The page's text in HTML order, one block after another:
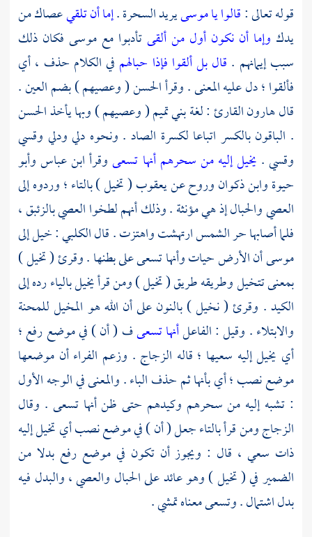
قوله تعالى :قالوا يا موسىيريد السحرة .إما أن تلقيعصاك من
يدك وإما أن نكون أول من ألقىتأدبوا مع موسى فكان ذلك
سبب إيمانهم . قال بل ألقوا فإذا حبالهم في الكلام حذف ، أي
فألقوا ؛ دل عليه المعنى . وقرأالحسن( وعصيهم ) بضم العين .
قالهارون القارئ : لغةبني تميم( وعصيهم ) وبها يأخذالحسن
. الباقون بالكسر اتباعا لكسرة الصاد . ونحوه دلي ودلي وقسي
وقسي . يخيل إليه من سحرهم أنها تسعىوقرأابن عباسوأبو
حيوةوابن ذكوانوروحعنيعقوب( تخيل ) بالتاء ؛ وردوه إلى
العصي والحبال إذ هي مؤنثة . وذلك أنهم لطخوا العصي بالزئبق ،
فلما أصابها حر الشمس ارتهشت واهتزت . قالالكلبي: خيل إلى
موسىأن الأرض حيات وأنها تسعى على بطنها . وقرئ ( تخيل )
بمعنى تتخيل وطريقه طريق ( تخيل ) ومن قرأ يخيل بالياء رده إلى
الكيد . وقرئ ( نخيل ) بالنون على أن الله هو المخيل للمحنة
والابتلاء . وقيل : الفاعلأنها تسعىف ( أن ) في موضع رفع ؛
أي يخيل إليه سعيها ؛ قاله الزجاج . وزعم الفراءأن موضعها
موضع نصب ؛ أي بأنها ثم حذف الباء . والمعنى في الوجه الأول
: تشبه إليه من سحرهم وكيدهم حتى ظن أنها تسعى . وقال
الزجاجومن قرأ بالتاء جعل ( أن ) في موضع نصب أي تخيل إليه
ذات سعي ، قال : ويجوز أن تكون في موضع رفع بدلا من
الضمير في ( تخيل ) وهو عائد على الحبال والعصي ، والبدل فيه
بدل اشتمال . وتسعى معناه تمشي .